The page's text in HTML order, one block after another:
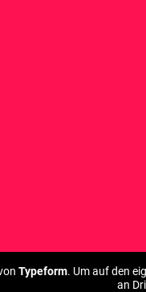
Typeform. Um auf den
an